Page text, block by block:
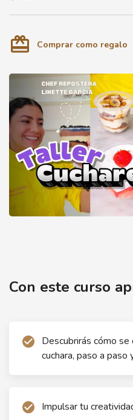
card_giftcard Comprar como regalo
Con este curso
check_circle Descubrirás cómo
cuchara, paso a paso
check_circle Impulsar tu